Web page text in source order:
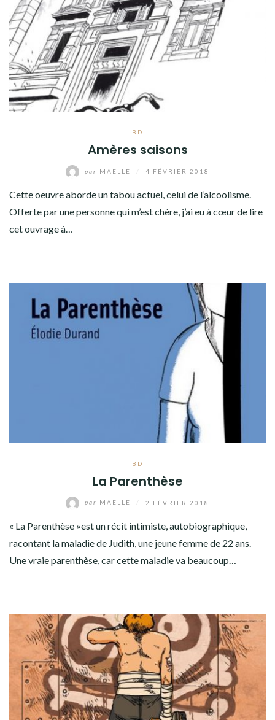
BD
Amères saisons
par MAELLE 4 FÉVRIER 2018
Cette oeuvre aborde un tabou actuel, celui de l’alcoolisme.
Offerte par une personne qui m’est chère, j’ai eu à cœur de lire
cet ouvrage à…
BD
La Parenthèse
par MAELLE 2 FÉVRIER 2018
« La Parenthèse »est un récit intimiste, autobiographique,
racontant la maladie de Judith, une jeune femme de 22 ans.
Une vraie parenthèse, car cette maladie va beaucoup…